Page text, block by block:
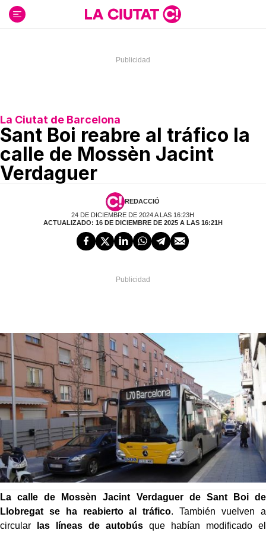
contenido
La Ciutat de Barcelona
Sant Boi reabre al tráfico la
calle de Mossèn Jacint
Verdaguer
REDACCIÓ
24 DE DICIEMBRE DE 2024 A LAS 16:23H
ACTUALIZADO: 16 DE DICIEMBRE DE 2025 A LAS 16:21H
La calle de Mossèn Jacint Verdaguer de Sant Boi de
Llobregat se ha reabierto al tráfico. También vuelven a
circular
las líneas de autobúsque habían modificado el